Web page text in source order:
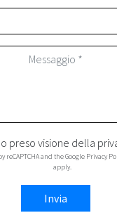
preso visione della
reCAPTCHA and the Google Privacy
apply.
Invia